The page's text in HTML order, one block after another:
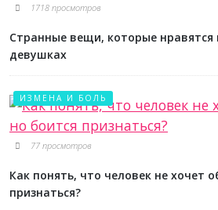
1718 просмотров
Странные вещи, которые
девушках
ИЗМЕНА И БОЛЬ
77 просмотров
Как понять, что человек не хочет
признаться?